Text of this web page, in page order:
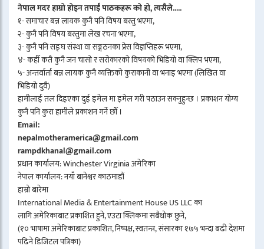
नेपाल मदर हाम्रो होइन तपाईँ पाठकहरू को हो, त्यसैले.....
१- समाचार बन्न लायक कुनै पनि विषय बस्तु भएमा,
२- कुनै पनि विषय बस्तुमा लेख रचना भएमा,
३- कुनै पनि सङ्घ संस्था वा सङ्गठनका प्रेस विज्ञप्तिहरू भएमा,
४- कहीँ कतै कुनै जन चासो र सरोकारको विषयको भिडियो वा क्लिप भएमा,
५- अन्तर्वार्ता बन्न लायक कुनै व्यक्तिको कुराकानी वा भनाइ भएमा (लिखित वा
भिडियो दुवै)
हामीलाई तल दिइएका दुई इमेल मा इमेल गरी पठाउन सक्नुहुन्छ । प्रकाशन योग्य
कुनै पनि कुरा हामीले प्रकाशन गर्ने छौँ ।
Email:
nepalmotheramerica@gmail.com
rampdkhanal@gmail.com
प्रधान कार्यालय: Winchester Virginia अमेरिका
नेपाल कार्यालय: नयाँ बानेश्वर काठमाडौं
हाम्रो बारेमा
International Media & Entertainment House US LLC का
लागि अमेरिकाबाट प्रकाशित हुने, एउटा क्लिकमा सबैथोक छुने,
(१० भाषामा अमेरिकाबाट प्रकाशित, निष्पक्ष, स्वतन्त्र, संसारका १७५ भन्दा बढी देशमा
पढिने डिजिटल पत्रिका)